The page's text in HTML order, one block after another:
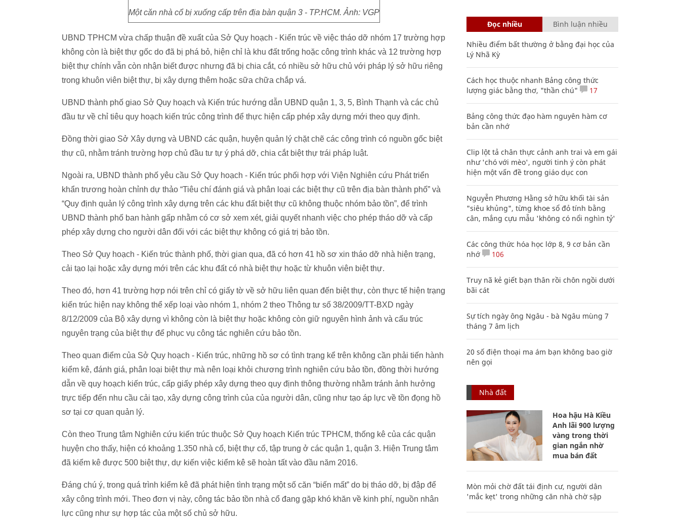
Một căn nhà cổ bị xuống cấp trên địa bàn quận 3 - TP.HCM. Ảnh: VGP
UBND TPHCM vừa chấp thuận đề xuất của Sở Quy hoạch - Kiến trúc về việc tháo dỡ nhóm 17 trường hợp
không còn là biệt thự gốc do đã bị phá bỏ, hiện chỉ là khu đất trống hoặc công trình khác và 12 trường hợp
biệt thự chính vẫn còn nhận biết được nhưng đã bị chia cắt, có nhiều sở hữu chủ với pháp lý sở hữu riêng
trong khuôn viên biệt thự, bị xây dựng thêm hoặc sữa chữa chắp vá.
UBND thành phố giao Sở Quy hoạch và Kiến trúc hướng dẫn UBND quận 1, 3, 5, Bình Thạnh và các chủ
đầu tư về chỉ tiêu quy hoạch kiến trúc công trình để thực hiện cấp phép xây dựng mới theo quy định.
Đồng thời giao Sở Xây dựng và UBND các quận, huyện quản lý chặt chẽ các công trình có nguồn gốc biệt
thự cũ, nhằm tránh trường hợp chủ đầu tư tự ý phá dỡ, chia cắt biệt thự trái pháp luật.
Ngoài ra, UBND thành phố yêu cầu Sở Quy hoạch - Kiến trúc phối hợp với Viện Nghiên cứu Phát triển
khẩn trương hoàn chỉnh dự thảo “Tiêu chí đánh giá và phân loại các biệt thự cũ trên địa bàn thành phố” và
“Quy định quản lý công trình xây dựng trên các khu đất biệt thự cũ không thuộc nhóm bảo tồn”, để trình
UBND thành phố ban hành gấp nhằm có cơ sở xem xét, giải quyết nhanh việc cho phép tháo dỡ và cấp
phép xây dựng cho người dân đối với các biệt thự không có giá trị bảo tồn.
Theo Sở Quy hoạch - Kiến trúc thành phố, thời gian qua, đã có hơn 41 hồ sơ xin tháo dỡ nhà hiện trạng,
cải tạo lại hoặc xây dựng mới trên các khu đất có nhà biệt thự hoặc từ khuôn viên biệt thự.
Theo đó, hơn 41 trường hợp nói trên chỉ có giấy tờ về sở hữu liên quan đến biệt thự, còn thực tế hiện trạng
kiến trúc hiện nay không thể xếp loại vào nhóm 1, nhóm 2 theo Thông tư số 38/2009/TT-BXD ngày
8/12/2009 của Bộ xây dựng vì không còn là biệt thự hoặc không còn giữ nguyên hình ảnh và cấu trúc
nguyên trạng của biệt thự để phục vụ công tác nghiên cứu bảo tồn.
Theo quan điểm của Sở Quy hoạch - Kiến trúc, những hồ sơ có tình trạng kể trên không cần phải tiến hành
kiểm kê, đánh giá, phân loại biệt thự mà nên loại khỏi chương trình nghiên cứu bảo tồn, đồng thời hướng
dẫn về quy hoạch kiến trúc, cấp giấy phép xây dựng theo quy định thông thường nhằm tránh ảnh hưởng
trực tiếp đến nhu cầu cải tạo, xây dựng công trình của của người dân, cũng như tạo áp lực về tồn đọng hồ
sơ tại cơ quan quản lý.
Còn theo Trung tâm Nghiên cứu kiến trúc thuộc Sở Quy hoạch Kiến trúc TPHCM, thống kê của các quận
huyện cho thấy, hiện có khoảng 1.350 nhà cổ, biệt thự cổ, tập trung ở các quận 1, quận 3. Hiện Trung tâm
đã kiểm kê được 500 biệt thự, dự kiến việc kiểm kê sẽ hoàn tất vào đầu năm 2016.
Đáng chú ý, trong quá trình kiểm kê đã phát hiện tình trạng một số căn “biến mất” do bị tháo dỡ, bị đập để
xây công trình mới. Theo đơn vị này, công tác bảo tồn nhà cổ đang gặp khó khăn về kinh phí, nguồn nhân
lực cũng như sự hợp tác của một số chủ sở hữu.
Đọc nhiều Bình luận nhiều
Nhiều điểm bất thường ở bằng đại học của
Lý Nhã Kỳ
Cách học thuộc nhanh Bảng công thức
lượng giác bằng thơ, "thần chú"
17
Bảng công thức đạo hàm nguyên hàm cơ
bản cần nhớ
Clip lột tả chân thực cảnh anh trai và em gái
như 'chó với mèo', người tinh ý còn phát
hiện một vấn đề trong giáo dục con
Nguyễn Phương Hằng sở hữu khối tài sản
"siêu khủng", từng khoe sổ đỏ tính bằng
cân, mắng cựu mẫu 'không có nổi nghìn tỷ'
Các công thức hóa học lớp 8, 9 cơ bản cần
nhớ
106
Truy nã kẻ giết bạn thân rồi chôn ngồi dưới
bãi cát
Sự tích ngày ông Ngâu - bà Ngâu mùng 7
tháng 7 âm lịch
20 số điện thoại ma ám bạn không bao giờ
nên gọi
Nhà đất
Hoa hậu Hà Kiều
Anh lãi 900 lượng
vàng trong thời
gian ngắn nhờ
mua bán đất
Mòn mỏi chờ đất tái định cư, người dân
'mắc kẹt' trong những căn nhà chờ sập